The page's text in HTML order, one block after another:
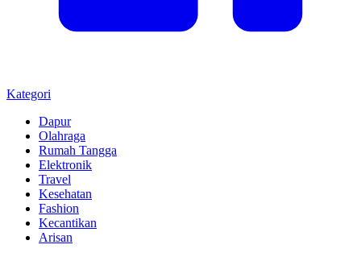
Kategori
Dapur
Olahraga
Rumah Tangga
Elektronik
Travel
Kesehatan
Fashion
Kecantikan
Arisan